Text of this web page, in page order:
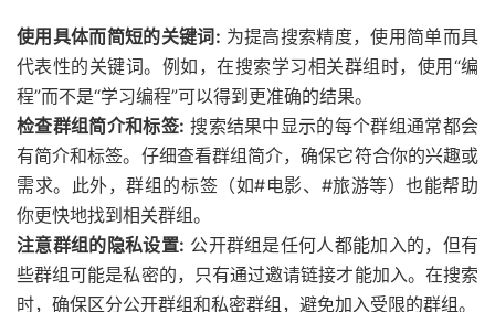
使用具体而简短的关键词: 为提高搜索精度，使用简单而具
代表性的关键词。例如，在搜索学习相关群组时，使用“编
程”而不是“学习编程”可以得到更准确的结果。
检查群组简介和标签: 搜索结果中显示的每个群组通常都会
有简介和标签。仔细查看群组简介，确保它符合你的兴趣或
需求。此外，群组的标签（如#电影、#旅游等）也能帮助
你更快地找到相关群组。
注意群组的隐私设置: 公开群组是任何人都能加入的，但有
些群组可能是私密的，只有通过邀请链接才能加入。在搜索
时，确保区分公开群组和私密群组，避免加入受限的群组。